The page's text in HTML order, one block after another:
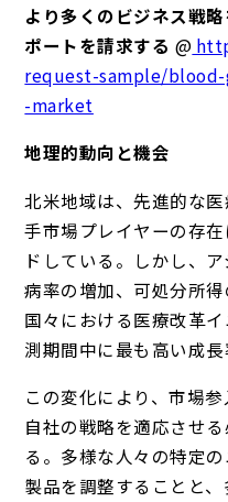
より多くのビジネス戦
ポートを請求する @
request-sample/
-market
地理的動向と機会
北米地域は、先進的な
手市場プレイヤーの存
ドしている。しかし、
病率の増加、可処分所
国々における医療改革
測期間中に最も高い成長
この変化により、市場
自社の戦略を適応させ
る。多様な人々の特定
製品を調整することと